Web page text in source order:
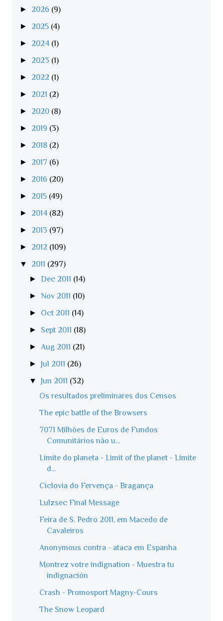
► 2026 (9)
► 2025 (4)
► 2024 (1)
► 2023 (1)
► 2022 (1)
► 2021 (2)
► 2020 (8)
► 2019 (3)
► 2018 (2)
► 2017 (6)
► 2016 (20)
► 2015 (49)
► 2014 (82)
► 2013 (97)
► 2012 (109)
▼ 2011 (297)
►Dec 2011 (14)
►Nov 2011 (10)
► Oct 2011 (14)
► Sept 2011 (18)
► Aug 2011 (21)
► Jul 2011 (26)
▼ Jun 2011 (32)
Os resultados preliminares dos Censos
The epic battle of the Browsers
7071 Milhões de Euros de Fundos
Comunitários não u...
Limite do planeta - Limit of the planet - Límite
d...
Ciclovia do Fervença - Bragança
Lulzsec Final Message
Feira de S. Pedro 2011, em Macedo de
Cavaleiros
Anonymous contra - ataca em Espanha
Montrez votre indignation - Muestra tu
indignación
Crash - Promosport Magny-Cours
The Snow Leopard